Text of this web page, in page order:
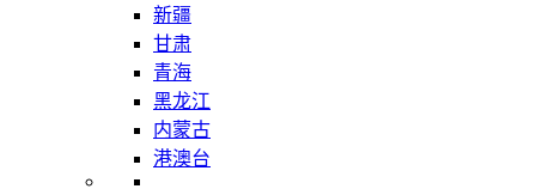
新疆
甘肃
青海
黑龙江
内蒙古
港澳台